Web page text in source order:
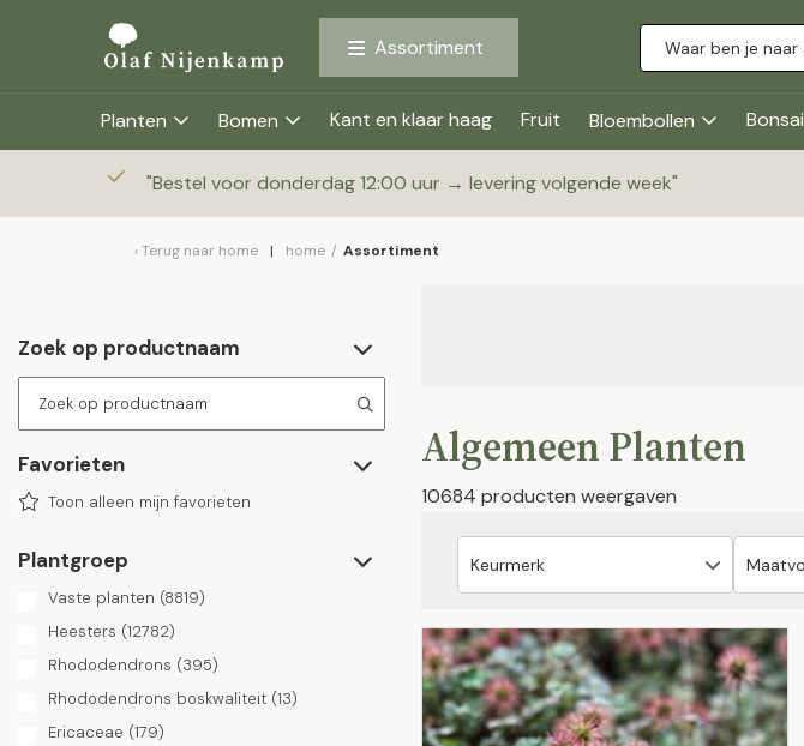
Assortiment
Planten Bomen Kant en klaar haag Fruit Bloembollen Bonsai
"Bestel voor donderdag 12:00 uur → levering volgende week"
Terug naar home home / Assortiment
Zoek op productnaam
Favorieten
Toon alleen mijn favorieten
Plantgroep
Vaste planten (8819)
Heesters (12782)
Rhododendrons (395)
Rhododendrons boskwaliteit (13)
Ericaceae (179)
Algemeen Planten
10684 producten weergaven